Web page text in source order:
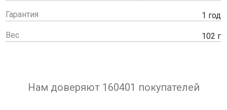
Гарантия 1 год
Вес 102 г
Нам доверяют 160401 покупателей